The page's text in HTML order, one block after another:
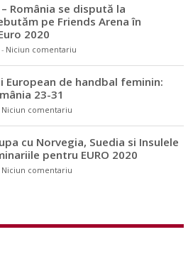
România se dispută la
pe Friends Arena în
2020
- Niciun comentariu
European de handbal feminin:
23-31
Niciun comentariu
cu Norvegia, Suedia si Insulele
pentru EURO 2020
Niciun comentariu